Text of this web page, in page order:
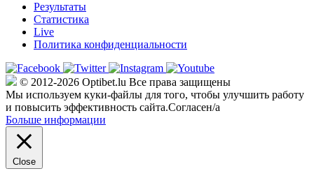
Результаты
Статистика
Live
Политика конфиденциальности
© 2012-2026 Optibet.lu Все права защищены
Мы используем куки-файлы для того, чтобы улучшить работу
и повысить эффективность сайта.Согласен/а
Больше информации
Close